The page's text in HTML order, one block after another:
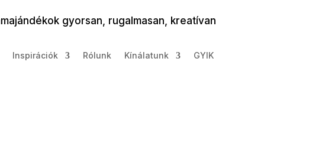
gyorsan, rugalmasan, kreatívan
Inspirációk Rólunk Kínálatunk GYIK